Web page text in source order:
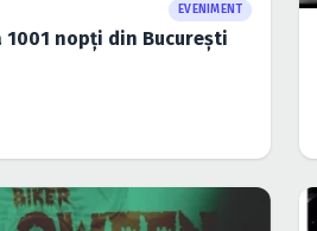
EVENIMENT
1001 nopţi din Bucureşti